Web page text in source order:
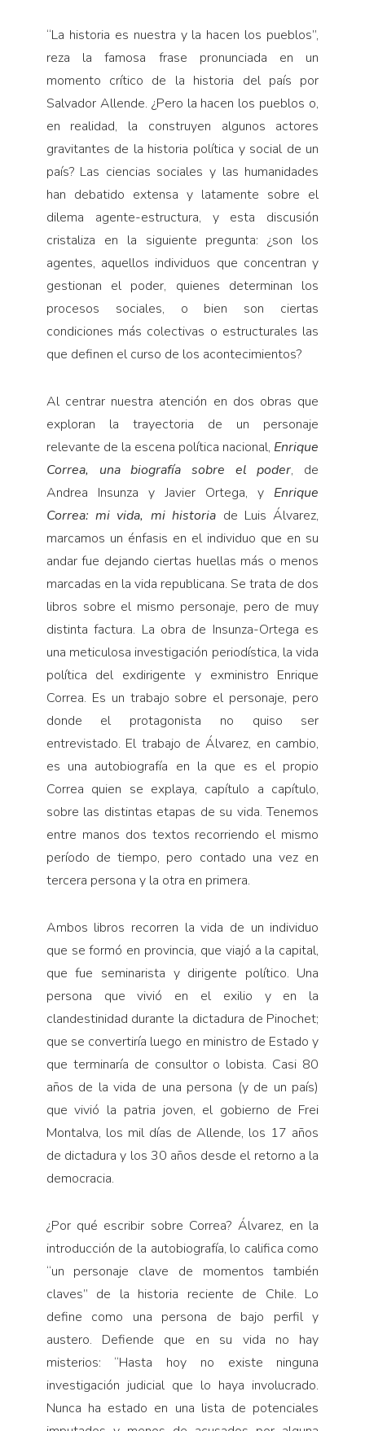
“La historia es nuestra y la hacen los pueblos”,
reza la famosa frase pronunciada en un
momento crítico de la historia del país por
Salvador Allende. ¿Pero la hacen los pueblos o,
en realidad, la construyen algunos actores
gravitantes de la historia política y social de un
país? Las ciencias sociales y las humanidades
han debatido extensa y latamente sobre el
dilema agente-estructura, y esta discusión
cristaliza en la siguiente pregunta: ¿son los
agentes, aquellos individuos que concentran y
gestionan el poder, quienes determinan los
procesos sociales, o bien son ciertas
condiciones más colectivas o estructurales las
que definen el curso de los acontecimientos?
Al centrar nuestra atención en dos obras que
exploran la trayectoria de un personaje
relevante de la escena política nacional, Enrique
Correa, una biografía sobre el poder, de
Andrea Insunza y Javier Ortega, y Enrique
Correa: mi vida, mi historia de Luis Álvarez,
marcamos un énfasis en el individuo que en su
andar fue dejando ciertas huellas más o menos
marcadas en la vida republicana. Se trata de dos
libros sobre el mismo personaje, pero de muy
distinta factura. La obra de Insunza-Ortega es
una meticulosa investigación periodística, la vida
política del exdirigente y exministro Enrique
Correa. Es un trabajo sobre el personaje, pero
donde el protagonista no quiso ser
entrevistado. El trabajo de Álvarez, en cambio,
es una autobiografía en la que es el propio
Correa quien se explaya, capítulo a capítulo,
sobre las distintas etapas de su vida. Tenemos
entre manos dos textos recorriendo el mismo
período de tiempo, pero contado una vez en
tercera persona y la otra en primera.
Ambos libros recorren la vida de un individuo
que se formó en provincia, que viajó a la capital,
que fue seminarista y dirigente político. Una
persona que vivió en el exilio y en la
clandestinidad durante la dictadura de Pinochet;
que se convertiría luego en ministro de Estado y
que terminaría de consultor o lobista. Casi 80
años de la vida de una persona (y de un país)
que vivió la patria joven, el gobierno de Frei
Montalva, los mil días de Allende, los 17 años
de dictadura y los 30 años desde el retorno a la
democracia.
¿Por qué escribir sobre Correa? Álvarez, en la
introducción de la autobiografía, lo califica como
“un personaje clave de momentos también
claves” de la historia reciente de Chile. Lo
define como una persona de bajo perfil y
austero. Defiende que en su vida no hay
misterios: “Hasta hoy no existe ninguna
investigación judicial que lo haya involucrado.
Nunca ha estado en una lista de potenciales